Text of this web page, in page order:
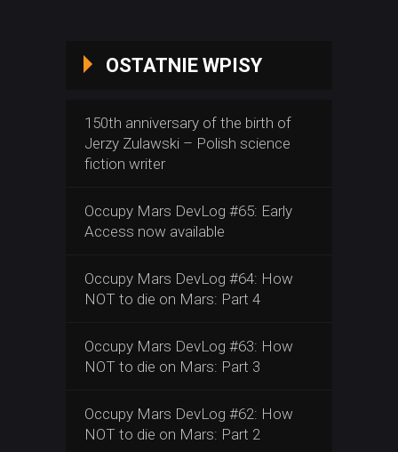
OSTATNIE WPISY
150th anniversary of the birth of
Jerzy Zulawski – Polish science
fiction writer
Occupy Mars DevLog #65: Early
Access now available
Occupy Mars DevLog #64: How
NOT to die on Mars: Part 4
Occupy Mars DevLog #63: How
NOT to die on Mars: Part 3
Occupy Mars DevLog #62: How
NOT to die on Mars: Part 2